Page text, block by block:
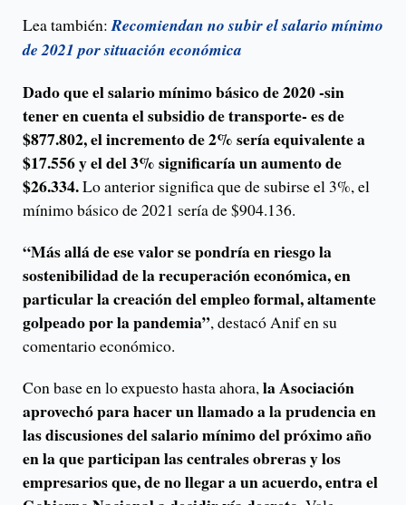
Lea también:Recomiendan no subir el salario mínimo
de 2021 por situación económica
Dado que el salario mínimo básico de 2020 -sin
tener en cuenta el subsidio de transporte- es de
$877.802, el incremento de 2% sería equivalente a
$17.556 y el del 3% significaría un aumento de
$26.334.Lo anterior significa que de subirse el 3%, el
mínimo básico de 2021 sería de $904.136.
“Más allá de ese valor se pondría en riesgo la
sostenibilidad de la recuperación económica, en
particular la creación del empleo formal, altamente
golpeado por la pandemia”, destacó Anif en su
comentario económico.
Con base en lo expuesto hasta ahora,la Asociación
aprovechó para hacer un llamado a la prudencia en
las discusiones del salario mínimo del próximo año
en la que participan las centrales obreras y los
empresarios que, de no llegar a un acuerdo, entra el